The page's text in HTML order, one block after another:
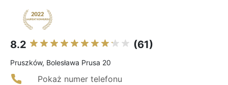
8.2 (61)
Pruszków, Bolesława Prusa 20
Pokaż numer telefonu